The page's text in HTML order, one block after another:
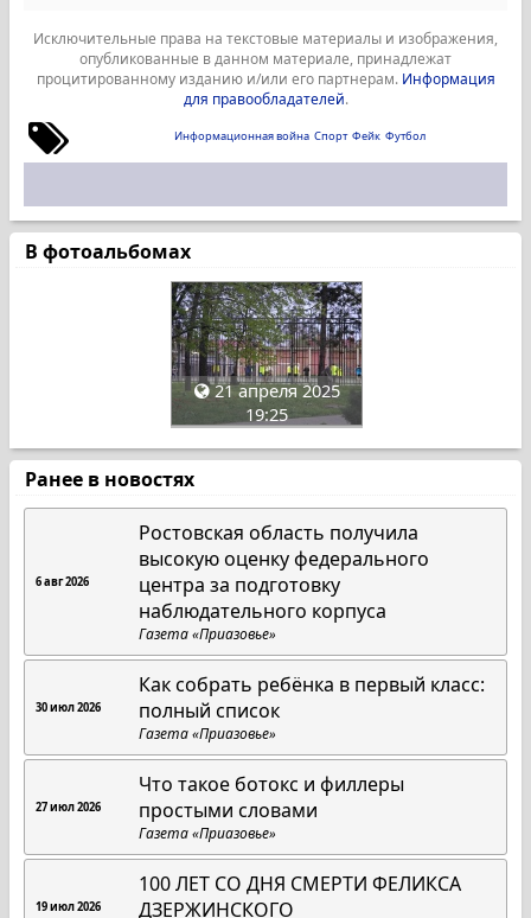
Исключительные права на текстовые материалы и изображения,
опубликованные в данном материале, принадлежат
процитированному изданию и/или его партнерам. Информация
для правообладателей.
Информационная война Спорт Фейк Футбол
В фотоальбомах
21 апреля 2025
19:25
Ранее в новостях
6 авг 2026
Ростовская область получила
высокую оценку федерального
центра за подготовку
наблюдательного корпуса
Газета «Приазовье»
30 июл 2026
Как собрать ребёнка в первый класс:
полный список
Газета «Приазовье»
27 июл 2026
Что такое ботокс и филлеры
простыми словами
Газета «Приазовье»
19 июл 2026
100 ЛЕТ СО ДНЯ СМЕРТИ ФЕЛИКСА
ДЗЕРЖИНСКОГО